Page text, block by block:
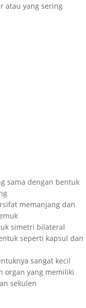
atau yang sering
sama dengan bentuk
memanjang dan
simetri bilateral
seperti kapsul dan
sangat kecil
organ yang memiliki
sekulen